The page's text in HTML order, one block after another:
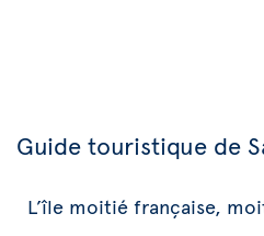
Guide touristique de
L’île moitié française,